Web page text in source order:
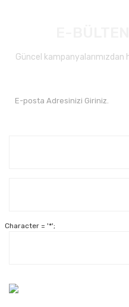
Güncel
Character = '*';